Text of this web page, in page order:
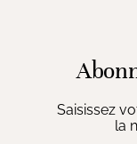
Saisissez
la